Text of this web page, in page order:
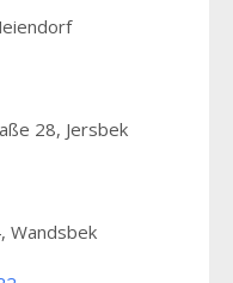
28, Jersbek
Wandsbek